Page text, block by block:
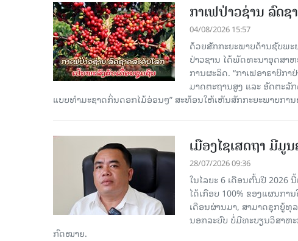
ກາເຟປ່າວຊ່ານ ລົດ
04/08/2026 15:57
ດ້ວຍສັກກະຍະພາບດ້ານຊັບພະ
ປ່າວຊານ ໄດ້ພັດທະນາອຸດສາຫ
ການຜະລິດ. “ກາເຟອາຣາບີກ
ມາດຕະຖານສູງ ແລະ ອັດຕະລັ
ແບບທຳມະຊາດກິ່ນດອກໄມ້ອ່ອນໆ” ສະທ້ອນໃຫ້ເຫັນສັກກະຍະພາບກາ
ເມືອງໄຊເສດຖາ ມີມູ
28/07/2026 09:36
ໃນໄລຍະ 6 ເດືອນຕົ້ນປີ 2026
ໄດ້ເກືອບ 100% ຂອງແຜນ
ເດືອນຜ່ານມາ, ສາມາດຊຸກຍູ້
ນອກລະບົບ ບໍ່ມີທະບຽນວິສາຫ
ກົດໝາຍ.